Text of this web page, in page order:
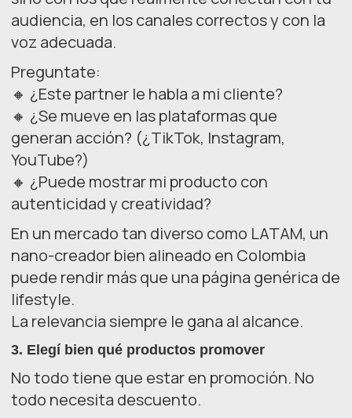
audiencia, en los canales correctos y con la
voz adecuada.
Preguntate:
🔸 ¿Este partner le habla a mi cliente?
🔸 ¿Se mueve en las plataformas que
generan acción? (¿TikTok, Instagram,
YouTube?)
🔸 ¿Puede mostrar mi producto con
autenticidad y creatividad?
En un mercado tan diverso como LATAM, un
nano-creador bien alineado en Colombia
puede rendir más que una página genérica de
lifestyle.
La relevancia siempre le gana al alcance.
3. Elegí bien qué productos promover
No todo tiene que estar en promoción. No
todo necesita descuento.